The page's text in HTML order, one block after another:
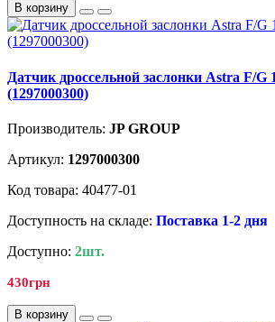
В корзину
Датчик дроссельной заслонки Astra F/G
(1297000300)
Производитель: JP GROUP
Артикул: 1297000300
Код товара: 40477-01
Доступность на складе: Поставка 1-2 дня
Доступно: 2шт.
430грн
В корзину